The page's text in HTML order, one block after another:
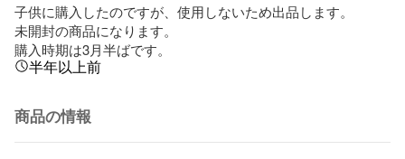
子供に購入したのですが、使用しないため出品します。
未開封の商品になります。
購入時期は3月半ばです。
半年以上前
商品の情報